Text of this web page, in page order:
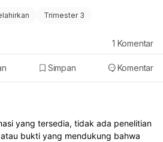
Trimester 3
Simpan Komentar
1 Komentar
yang tersedia, tidak ada penelitian
bukti yang mendukung bahwa